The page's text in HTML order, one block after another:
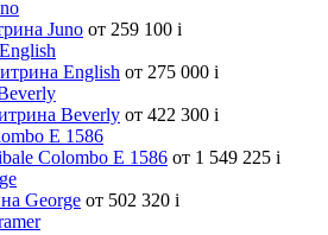
Juno от 259 100 i
English от 275 000 i
Beverly от 422 300 i
Colombo E 1586 от 1 549 225 i
George от 502 320 i